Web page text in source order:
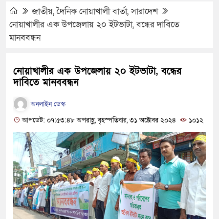
জাতীয়,দৈনিক নোয়াখালী বার্তা,সারাদেশ
নোয়াখালীর এক উপজেলায় ২০ ইটভাটা, বন্ধের দাবিতে
মানববন্ধন
নোয়াখালীর এক উপজেলায় ২০ ইটভাটা, বন্ধের
দাবিতে মানববন্ধন
অনলাইন ডেস্ক
আপডেট: ০৭:৫৩:৪৮ অপরাহ্ণ, বৃহস্পতিবার, ৩১ অক্টোবর ২০২৪
১০১২